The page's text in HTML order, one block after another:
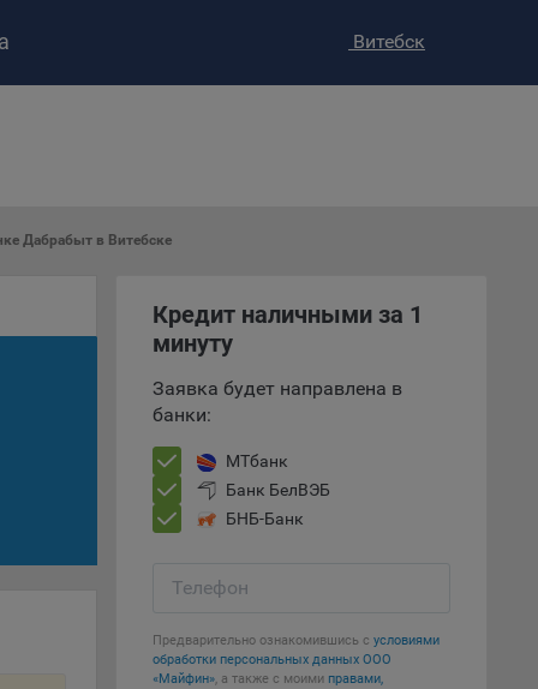
–
Витебск
Дабрабыт в Витебске
Кредит наличными за 1
минуту
Заявка будет направлена в
банки:
МТбанк
Банк БелВЭБ
БНБ-Банк
Телефон
Предварительно ознакомившись с условиями
обработки персональных данных ООО
«Майфин», а также с моими правами,